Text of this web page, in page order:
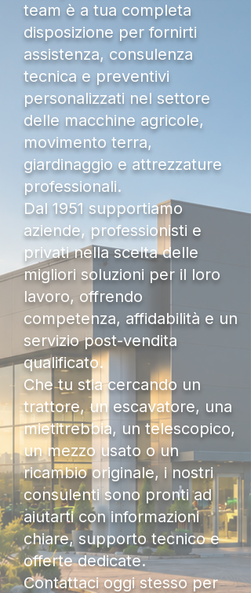
team è a tua completa
disposizione per fornirti
assistenza, consulenza
tecnica e preventivi
personalizzati nel settore
delle macchine agricole,
movimento terra,
giardinaggio e attrezzature
professionali.
Dal 1951 supportiamo
aziende, professionisti e
privati nella scelta delle
migliori soluzioni per il loro
lavoro, offrendo
competenza, affidabilità e un
servizio post-vendita
qualificato.
Che tu stia cercando un
trattore, un escavatore, una
mietitrebbia, un telescopico,
un mezzo usato o un
ricambio originale, i nostri
consulenti sono pronti ad
aiutarti con informazioni
chiare, supporto tecnico e
offerte dedicate.
Contattaci oggi stesso per